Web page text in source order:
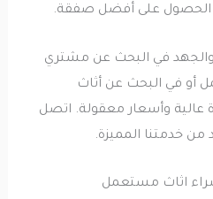
على أفضل صفقة.
في البحث عن مشتري
في البحث عن أثاث
وأسعار معقولة. اتصل
المميزة.
مستعمل